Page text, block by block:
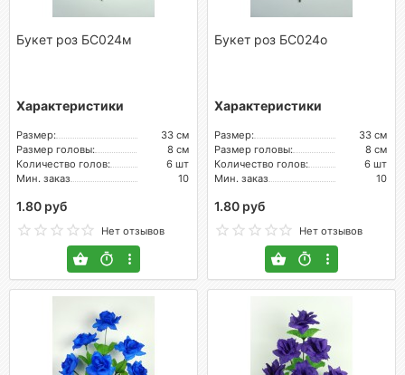
Букет роз БС024м
Характеристики
Размер:
33 см
Размер головы:
8 см
Количество голов:
6 шт
Мин. заказ
10
1.80 руб
Нет отзывов
Букет роз БС024о
Характеристики
Размер:
33 см
Размер головы:
8 см
Количество голов:
6 шт
Мин. заказ
10
1.80 руб
Нет отзывов